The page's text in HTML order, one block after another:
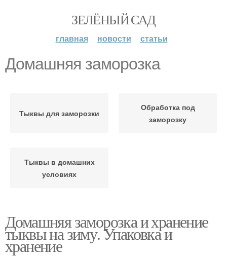
ЗЕЛЁНЫЙ САД
главная новости статьи
Домашняя заморозка
Тыквы для заморозки
Обработка под
заморозку
Тыквы в домашних
условиях
Домашняя заморозка и хранение
тыквы на зиму. Упаковка и
хранение